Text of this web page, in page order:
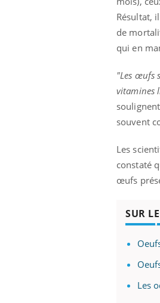
Résultat,
de
qui en
"Les œufs
vitamines
souvent
Les
constaté
œufs
SUR
Les
Insuline &
osait en parler??
En 2026, l'insuline
patients comme